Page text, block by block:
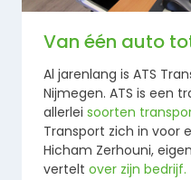
Van één auto
Al jarenlang is ATS
Nijmegen. ATS is een
allerlei soorten
Transport zich in voor
Hicham Zerhouni,
vertelt over zijn bedrijf.